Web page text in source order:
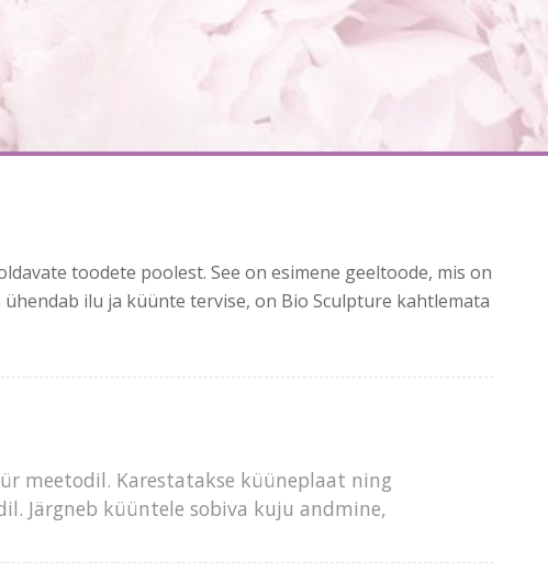
toodete poolest. See on esimene geeltoode, mis on
ilu ja küünte tervise, on Bio Sculpture kahtlemata
meetodil. Karestatakse küüneplaat ning
Järgneb küüntele sobiva kuju andmine,